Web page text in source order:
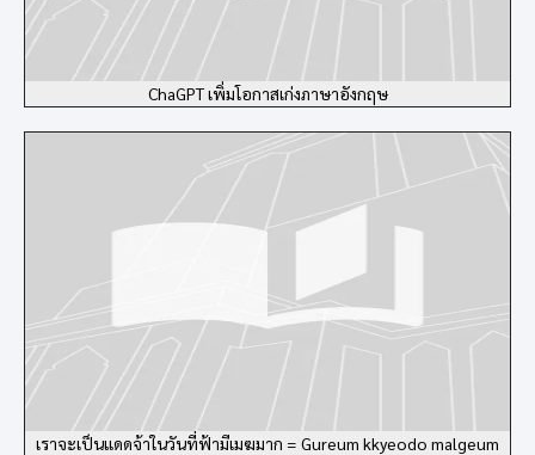
ChaGPT เพิ่มโอกาสเก่งภาษาอังกฤษ
เราจะเป็นแดดจ้าในวันที่ฟ้ามีเมฆมาก = Gureum kkyeodo malgeum